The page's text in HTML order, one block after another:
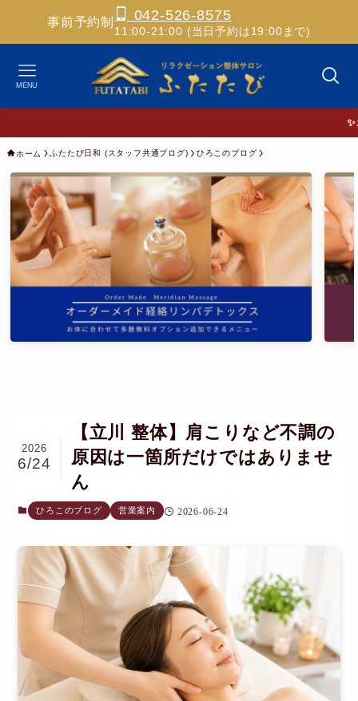
事前予約制 042-526-8575
11:00-21:00 (当日予約は19:00まで)
MENU
✨ホスピ
ホーム ふたたび日和 (スタッフ共通ブログ) ひろこのブログ
【立川 整体】肩こりなど不調の
原因は一箇所だけではありませ
ん
2026
6/24
ひろこのブログ 営業案内 2026-06-24